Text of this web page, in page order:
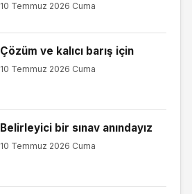
10 Temmuz 2026 Cuma
Çözüm ve kalıcı barış için
10 Temmuz 2026 Cuma
Belirleyici bir sınav anındayız
10 Temmuz 2026 Cuma